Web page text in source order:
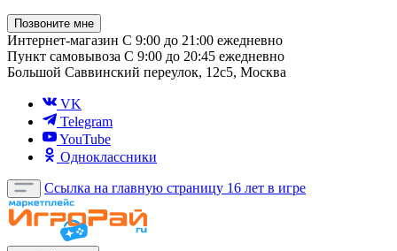
Позвоните мне
Интернет-магазин С 9:00 до 21:00 ежедневно
Пункт самовывоза С 9:00 до 20:45 ежедневно
Большой Саввинский переулок, 12с5, Москва
VK
Telegram
YouTube
Одноклассники
Ссылка на главную страницу 16 лет в игре